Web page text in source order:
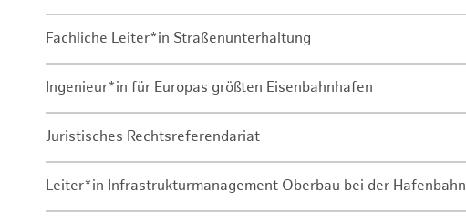
Fachliche Leiter*in Straßenunterhaltung
Ingenieur*in für Europas größten Eisenbahnhafen
Juristisches Rechtsreferendariat
Leiter*in Infrastrukturmanagement Oberbau bei der Hafenbahn